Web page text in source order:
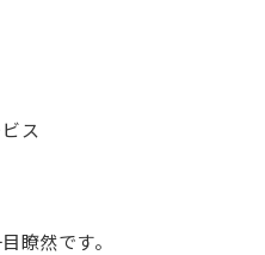
ス
瞭然です。